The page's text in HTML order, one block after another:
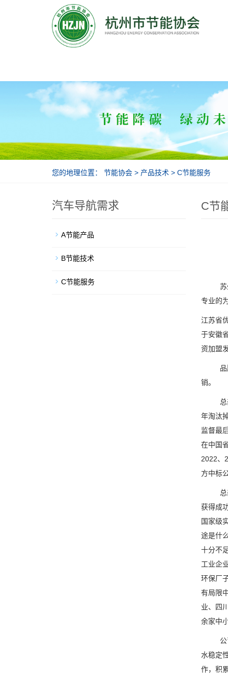
节能协会
您的地理位置： 节能协会 > 产品技术 > C节能服务
C节
专业的
江苏省
于安徽
资加盟
销。
年淘汰
监督最
在中国
2022、
方中标
获得成
国家级
途是什
十分不
工业企
环保厂
有局限
业、四
余家中
水稳定
作，积
汽车导航需求
A节能产品
B节能技术
C节能服务